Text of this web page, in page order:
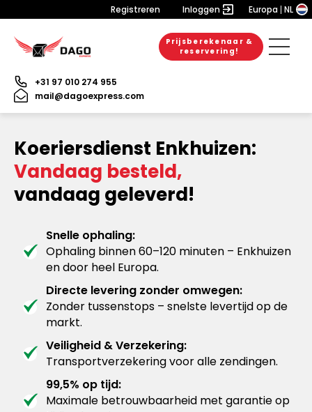
Registreren Inloggen Europa NL
Prijsberekenaar &
reservering!
+31 97 010 274 955
mail@dagoexpress.com
Koeriersdienst Enkhuizen:
Vandaag besteld,
vandaag geleverd!
Snelle ophaling:
Ophaling binnen 60–120 minuten – Enkhuizen
en door heel Europa.
Directe levering zonder omwegen:
Zonder tussenstops – snelste levertijd op de
markt.
Veiligheid & Verzekering:
Transportverzekering voor alle zendingen.
99,5% op tijd:
Maximale betrouwbaarheid met garantie op